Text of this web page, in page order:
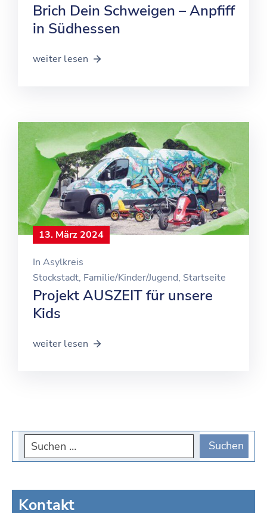
Brich Dein Schweigen – Anpfiff
in Südhessen
weiter lesen
13. März 2024
In Asylkreis
Stockstadt‚ Familie/Kinder/Jugend‚ Startseite
Projekt AUSZEIT für unsere
Kids
weiter lesen
Kontakt